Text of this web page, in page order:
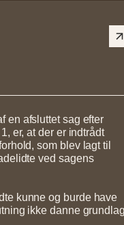
en afsluttet sag efter
er, at der er indtrådt
som blev lagt til
ved sagens
kunne og burde have
ikke danne grundlag